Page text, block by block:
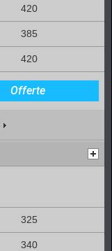
420
385
420
Offerte
325
340